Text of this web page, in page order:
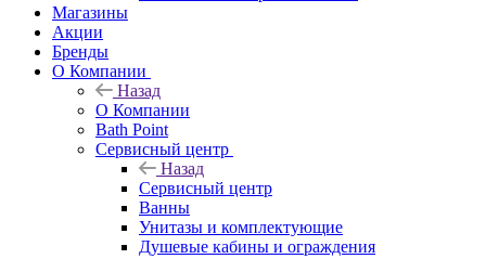
Магазины
Акции
Бренды
О Компании
Назад
О Компании
Bath Point
Сервисный центр
Назад
Сервисный центр
Ванны
Унитазы и комплектующие
Душевые кабины и ограждения